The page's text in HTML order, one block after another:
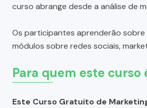
curso abrange desde a análise de
Os participantes aprenderão sobre
módulos sobre redes sociais,
Para quem este curso
Este Curso Gratuito de